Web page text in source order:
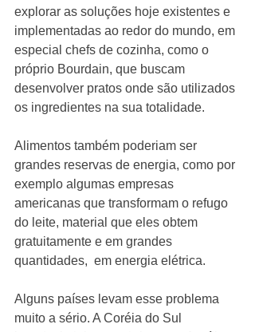
explorar as soluções hoje existentes e
implementadas ao redor do mundo, em
especial chefs de cozinha, como o
próprio Bourdain, que buscam
desenvolver pratos onde são utilizados
os ingredientes na sua totalidade.
Alimentos também poderiam ser
grandes reservas de energia, como por
exemplo algumas empresas
americanas que transformam o refugo
do leite, material que eles obtem
gratuitamente e em grandes
quantidades,  em energia elétrica.
Alguns países levam esse problema
muito a sério. A Coréia do Sul